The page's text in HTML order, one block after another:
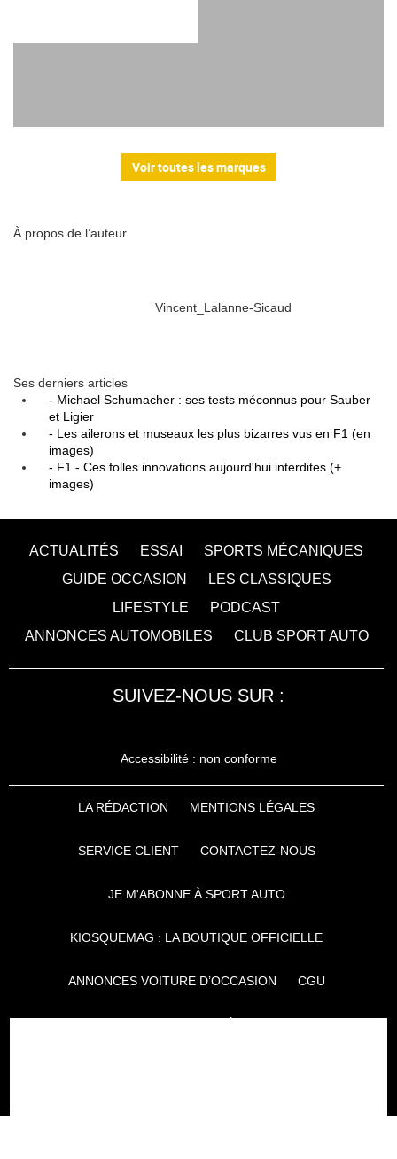
Voir toutes les marques
À propos de l’auteur
Vincent_Lalanne-Sicaud
Ses derniers articles
- Michael Schumacher : ses tests méconnus pour Sauber
et Ligier
- Les ailerons et museaux les plus bizarres vus en F1 (en
images)
- F1 - Ces folles innovations aujourd'hui interdites (+
images)
ACTUALITÉS ESSAI
SPORTS MÉCANIQUES
GUIDE OCCASION
LES CLASSIQUES
LIFESTYLE
PODCAST
ANNONCES AUTOMOBILES
CLUB SPORT AUTO
SUIVEZ-NOUS SUR :
Accessibilité : non conforme
LA RÉDACTION MENTIONS LÉGALES
SERVICE CLIENT CONTACTEZ-NOUS
JE M'ABONNE À SPORT AUTO
KIOSQUEMAG : LA BOUTIQUE OFFICIELLE
ANNONCES VOITURE D’OCCASION CGU